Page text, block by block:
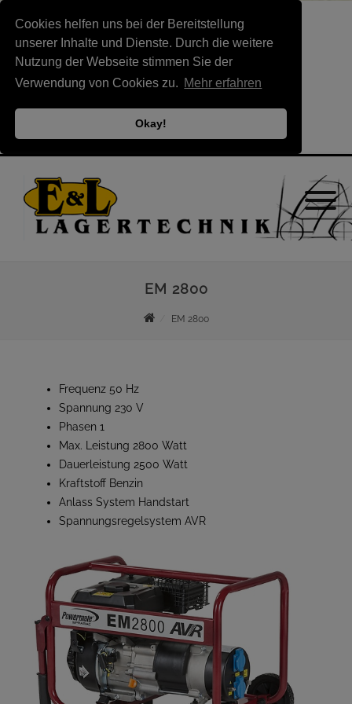
Cookies helfen uns bei der Bereitstellung
unserer Inhalte und Dienste. Durch die weitere
Nutzung der Webseite stimmen Sie der
Verwendung von Cookies zu. Mehr erfahren
Okay!
EM 2800
EM 2800
Frequenz 50 Hz
Spannung 230 V
Phasen 1
Max. Leistung 2800 Watt
Dauerleistung 2500 Watt
Kraftstoff Benzin
Anlass System Handstart
Spannungsregelsystem AVR